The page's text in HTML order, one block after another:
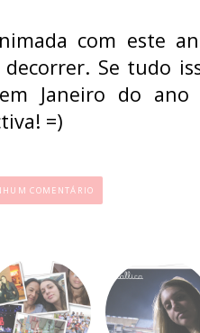
com este
Se tudo
Janeiro do
=)
COMENTÁRIO